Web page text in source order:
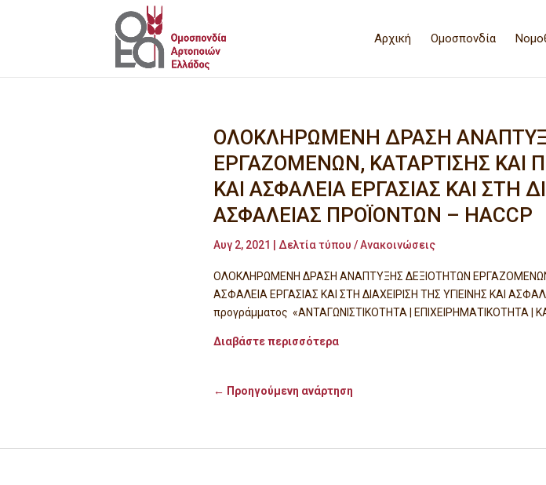
Αρχική Ομοσπονδία
ΟΛΟΚΛΗΡΩΜΕΝΗ ΔΡΑΣΗ
ΕΡΓΑΖΟΜΕΝΩΝ, ΚΑΤΑΡΤΙΣΗΣ ΚΑΙ
ΚΑΙ ΑΣΦΑΛΕΙΑ ΕΡΓΑΣΙΑΣ ΚΑΙ ΣΤΗ
ΑΣΦΑΛΕΙΑΣ ΠΡΟΪΟΝΤΩΝ – HACCP
Αυγ 2, 2021 Δελτία τύπου / Ανακοινώσεις
ΟΛΟΚΛΗΡΩΜΕΝΗ ΔΡΑΣΗ ΑΝΑΠΤΥΞΗΣ ΔΕΞΙΟΤΗΤΩΝ ΕΡΓΑΖΟΜΕΝΩΝ,
ΑΣΦΑΛΕΙΑ ΕΡΓΑΣΙΑΣ ΚΑΙ ΣΤΗ ΔΙΑΧΕΙΡΙΣΗ ΤΗΣ ΥΓΙΕΙΝΗΣ ΚΑΙ
προγράμματος «ΑΝΤΑΓΩΝΙΣΤΙΚΟΤΗΤΑ | ΕΠΙΧΕΙΡΗΜΑΤΙΚΟΤΗΤΑ |
Διαβάστε περισσότερα
← Προηγούμενη ανάρτηση